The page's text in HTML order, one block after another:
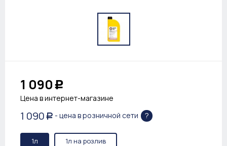
1 090 Р
Цена в интернет-магазине
1 090 Р - цена в розничной сети ?
1л 1л на розлив